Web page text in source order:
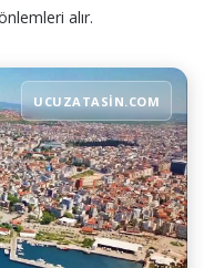
alır.
UCUZATASIN.COM